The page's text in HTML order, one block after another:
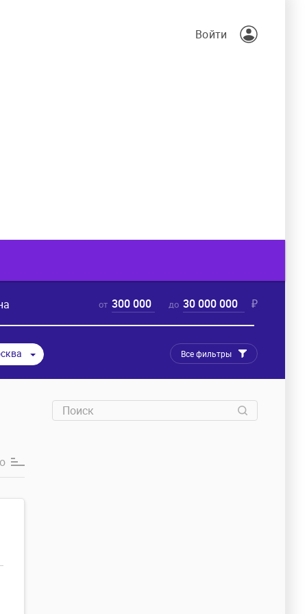
Войти
от 300 000 до 30 000 000 ₽
Все фильтры